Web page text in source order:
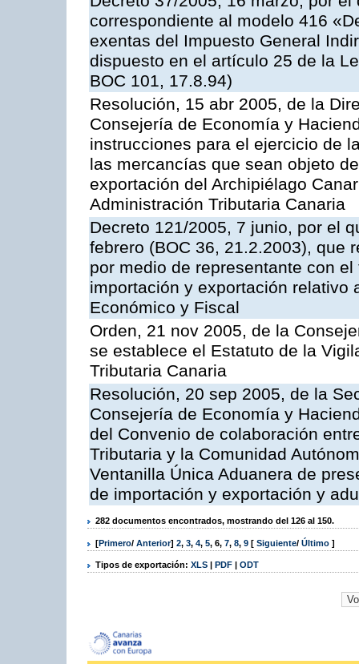
correspondiente al modelo 416
exentas del Impuesto General
dispuesto en el artículo 25 de la
BOC 101, 17.8.94)
Resolución, 15 abr 2005, de la
Consejería de Economía y
instrucciones para el ejercicio de
las mercancías que sean objeto
exportación del Archipiélago
Administración Tributaria Canaria
Decreto 121/2005, 7 junio, por el
febrero (BOC 36, 21.2.2003), que
por medio de representante con
importación y exportación relativo
Económico y Fiscal
Orden, 21 nov 2005, de la
se establece el Estatuto de la
Tributaria Canaria
Resolución, 20 sep 2005, de la
Consejería de Economía y
del Convenio de colaboración
Tributaria y la Comunidad
Ventanilla Única Aduanera de
de importación y exportación y
282 documentos encontrados, mostrando del 126 al 150.
[Primero/ Anterior] 2, 3, 4, 5, 6, 7, 8, 9 [ Siguiente/ Último ]
Tipos de exportación: XLS | PDF | ODT